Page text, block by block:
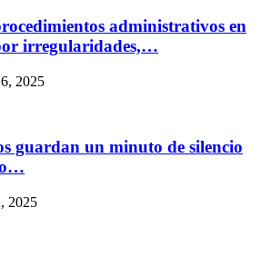
administrativos en
irregularidades,…
2025
guardan un minuto de silencio
2025